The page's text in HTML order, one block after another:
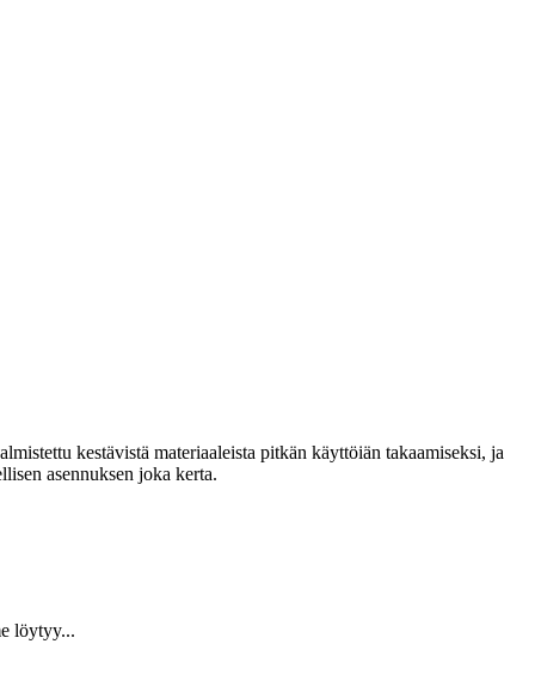
kestävistä materiaaleista pitkän käyttöiän takaamiseksi, ja
asennuksen joka kerta.
löytyy...